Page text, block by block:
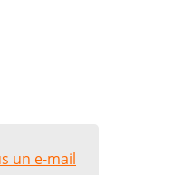
un e-mail